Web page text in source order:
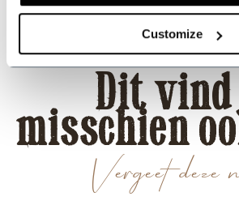
Customize
Vergeet deze
Dit vind
misschien